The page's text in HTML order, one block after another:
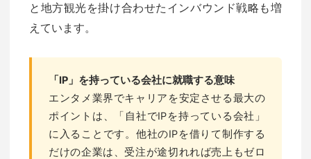
と地方観光を掛け合わせたインバウンド戦略も増
えています。
「IP」を持っている会社に就職する意味
エンタメ業界でキャリアを安定させる最大の
ポイントは、「自社でIPを持っている会社」
に入ることです。他社のIPを借りて制作する
だけの企業は、受注が途切れれば売上もゼロ